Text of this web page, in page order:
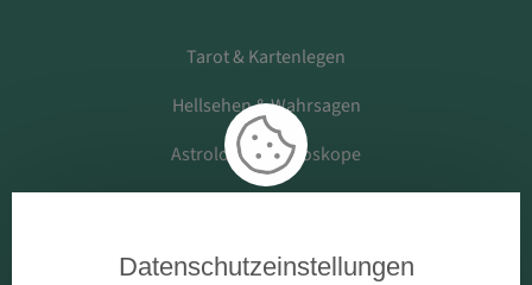
Tarot & Kartenlegen
Hellsehen & Wahrsagen
Astrologie & Horoskope
Datenschutzeinstellungen